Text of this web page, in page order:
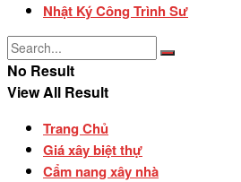
Nhật Ký Công Trình Sư
No Result
View All Result
Trang Chủ
Giá xây biệt thự
Cẩm nang xây nhà